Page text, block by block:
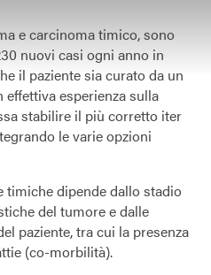
e carcinoma timico, sono
nuovi casi ogni anno in
il paziente sia curato da un
esperienza sulla
stabilire il più corretto iter
le varie opzioni
timiche dipende dallo stadio
del tumore e dalle
paziente, tra cui la presenza
(co-morbilità).